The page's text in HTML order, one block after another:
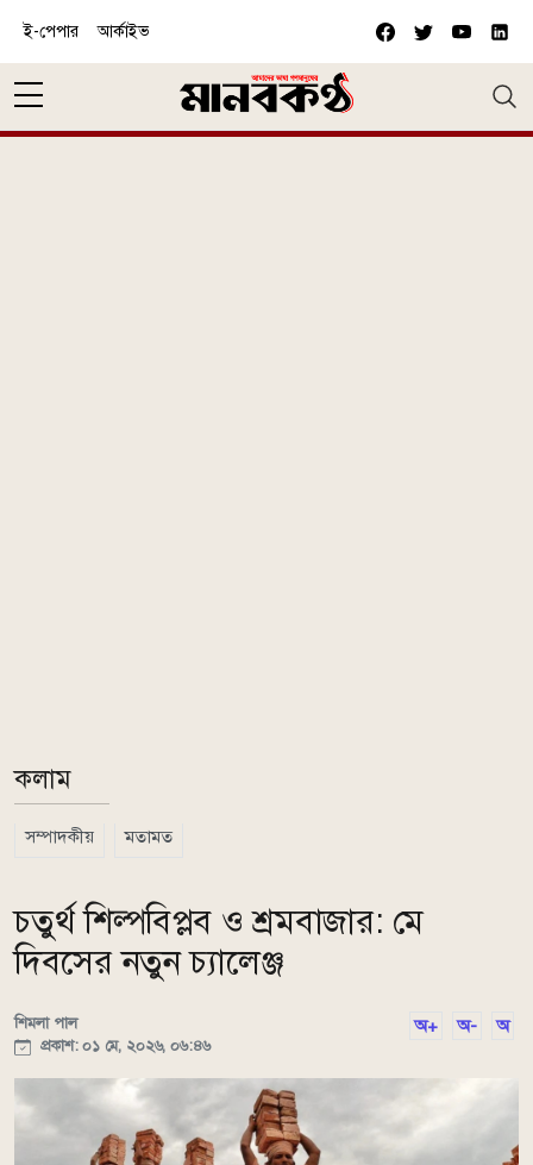
ই-পেপার আর্কাইভ
কলাম
সম্পাদকীয় মতামত
চতুর্থ শিল্পবিপ্লব ও শ্রমবাজার: মে
দিবসের নতুন চ্যালেঞ্জ
শিমলা পাল
প্রকাশ: ০১ মে, ২০২৬, ০৬:৪৬
অ+ অ- অ